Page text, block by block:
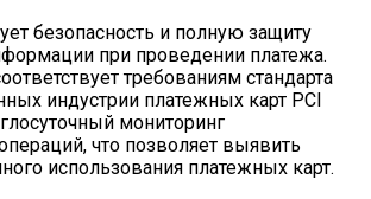
безопасность и полную защиту
при проведении платежа.
требованиям стандарта
индустрии платежных карт PCI
мониторинг
что позволяет выявить
использования платежных карт.